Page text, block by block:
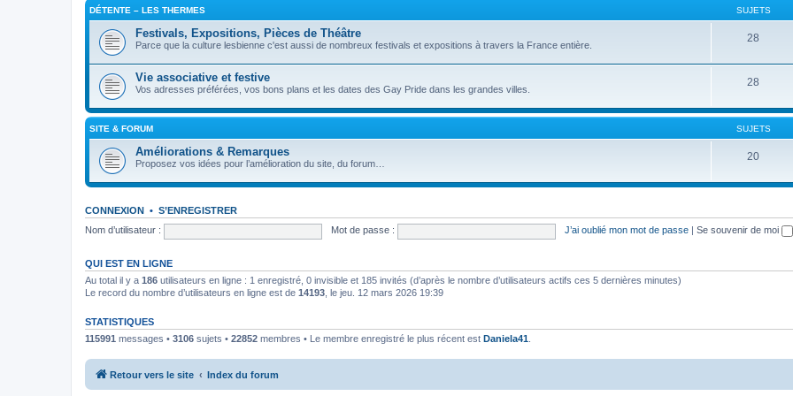
DÉTENTE – LES THERMES SUJETS
Festivals, Expositions, Pièces de Théâtre
Parce que la culture lesbienne c'est aussi de nombreux festivals et expositions à travers la France entière.
28
Vie associative et festive
Vos adresses préférées, vos bons plans et les dates des Gay Pride dans les grandes villes.
28
SITE & FORUM SUJETS
Améliorations & Remarques
Proposez vos idées pour l’amélioration du site, du forum…
20
CONNEXION • S’ENREGISTRER
Nom d’utilisateur :
Mot de passe : J’ai oublié mon mot de passe Se souvenir de moi
QUI EST EN LIGNE
Au total il y a 186 utilisateurs en ligne : 1 enregistré, 0 invisible et 185 invités (d’après le nombre d’utilisateurs actifs ces 5 dernières minutes)
Le record du nombre d’utilisateurs en ligne est de 14193 , le jeu. 12 mars 2026 19:39
STATISTIQUES
115991 messages • 3106 sujets • 22852 membres • Le membre enregistré le plus récent est Daniela41
Retour vers le site Index du forum